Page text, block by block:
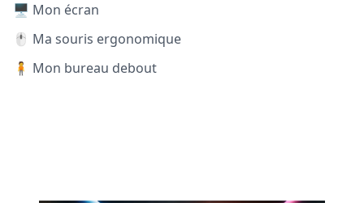
🖥️ Mon écran
🖱️ Ma souris ergonomique
🧍 Mon bureau debout